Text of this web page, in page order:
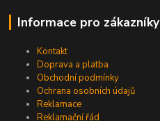
Informace pro zákazníky
Kontakt
Doprava a platba
Obchodní podmínky
Ochrana osobních údajů
Reklamace
Reklamační řád